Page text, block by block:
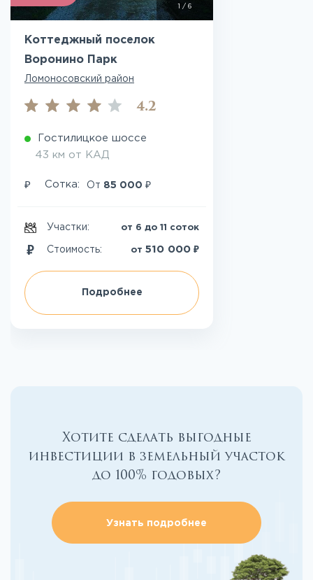
/ 6
Коттеджный поселок
Воронино Парк
Ломоносовский район
4.2
Гостилицкое шоссе
43 км от КАД
₽ Сотка: От 85 000 ₽
Участки: от 6 до 11 соток
Стоимость: от 510 000 ₽
Подробнее
Хотите сделать выгодные
инвестиции в земельный участок
до 100% годовых?
Узнать подробнее